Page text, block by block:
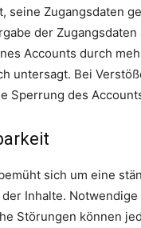
seine Zugangsdaten
der
Accounts durch
untersagt. Bei
Sperrung des
sich um eine
Inhalte.
Störungen können